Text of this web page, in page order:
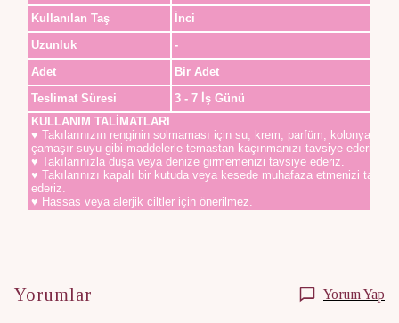
Kullanılan Taş
İnci
Uzunluk
-
Adet
Bir Adet
Teslimat Süresi
3 - 7 İş Günü
KULLANIM TALİMATLARI
♥ Takılarınızın renginin solmaması için su, krem, parfüm, kolonya,
çamaşır suyu gibi maddelerle temastan kaçınmanızı tavsiye ederiz.
♥ Takılarınızla duşa veya denize girmemenizi tavsiye ederiz.
♥ Takılarınızı kapalı bir kutuda veya kesede muhafaza etmenizi
ederiz.
♥ Hassas veya alerjik ciltler için önerilmez.
Yorumlar Yorum Yap